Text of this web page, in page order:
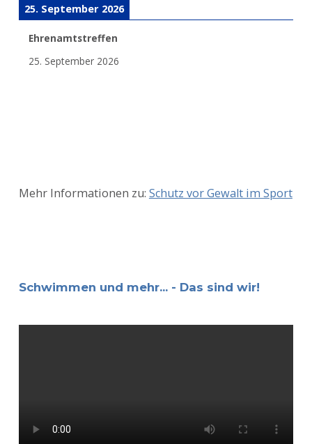
25. September 2026
Ehrenamtstreffen
25. September 2026
Mehr Informationen zu: Schutz vor Gewalt im Sport
Schwimmen und mehr... - Das sind wir!